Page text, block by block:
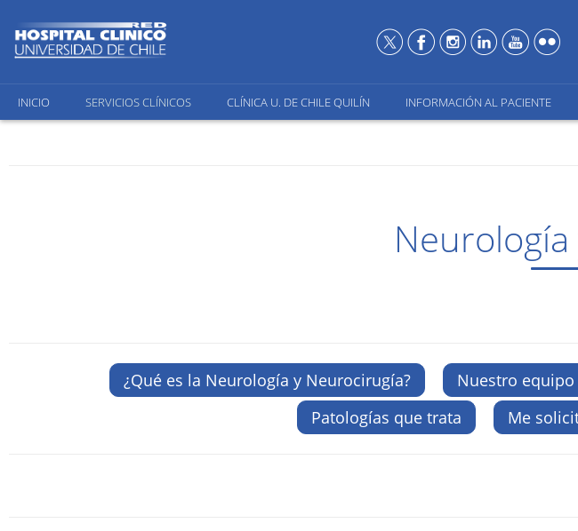
INICIO SERVICIOS CLÍNICOS CLÍNICA U. DE CHILE QUILÍN INFORMACIÓN AL PACIENTE
¿Qué es la Neurología y Neurocirugía? Nuestro
Patologías que trata
Me